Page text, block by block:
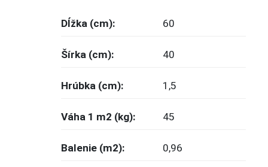
Dĺžka (cm): 60
Šírka (cm): 40
Hrúbka (cm): 1,5
Váha 1 m2 (kg): 45
Balenie (m2): 0,96